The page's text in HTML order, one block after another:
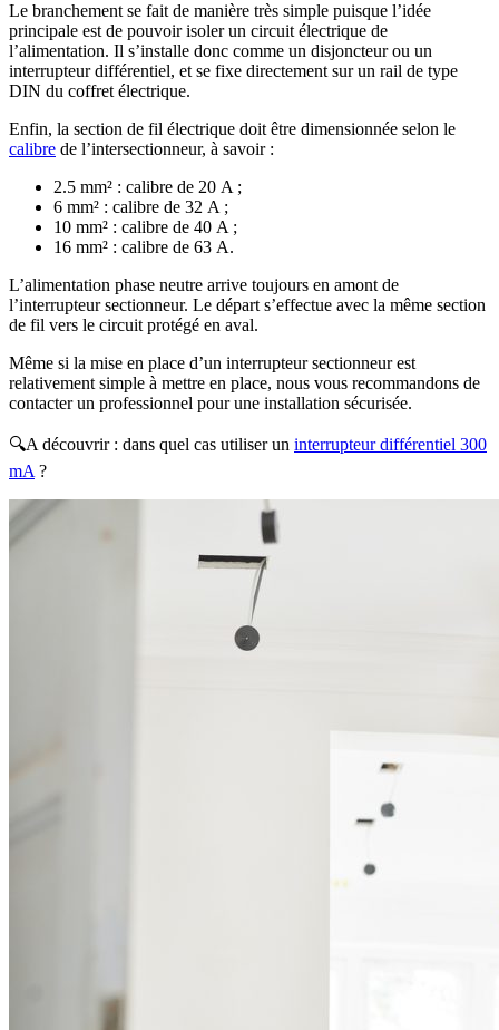
Le branchement se fait de manière très simple puisque l’idée
principale est de pouvoir isoler un circuit électrique de
l’alimentation. Il s’installe donc comme un disjoncteur ou un
interrupteur différentiel, et se fixe directement sur un rail de type
DIN du coffret électrique.
Enfin, la section de fil électrique doit être dimensionnée selon le
calibre de l’intersectionneur, à savoir :
2.5 mm² : calibre de 20 A ;
6 mm² : calibre de 32 A ;
10 mm² : calibre de 40 A ;
16 mm² : calibre de 63 A.
L’alimentation phase neutre arrive toujours en amont de
l’interrupteur sectionneur. Le départ s’effectue avec la même section
de fil vers le circuit protégé en aval.
Même si la mise en place d’un interrupteur sectionneur est
relativement simple à mettre en place, nous vous recommandons de
contacter un professionnel pour une installation sécurisée.
🔍A découvrir : dans quel cas utiliser un interrupteur différentiel 300
mA ?